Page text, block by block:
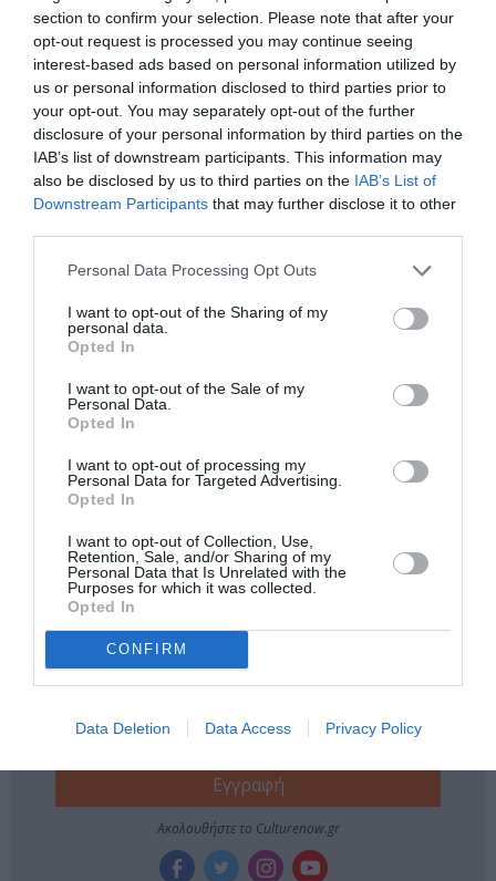
section to confirm your selection. Please note that after your
opt-out request is processed you may continue seeing
interest-based ads based on personal information utilized by
us or personal information disclosed to third parties prior to
your opt-out. You may separately opt-out of the further
disclosure of your personal information by third parties on the
IAB’s list of downstream participants. This information may
also be disclosed by us to third parties on the IAB’s List of
Downstream Participants that may further disclose it to other
Personal Data Processing Opt Outs
I want to opt-out of the Sharing of my
personal data.
Opted In
I want to opt-out of the Sale of my
Personal Data.
Opted In
I want to opt-out of processing my
Personal Data for Targeted Advertising.
Opted In
I want to opt-out of Collection, Use,
Retention, Sale, and/or Sharing of my
Personal Data that Is Unrelated with the
Purposes for which it was collected.
Opted In
CONFIRM
Data Deletion Data Access Privacy Policy
Αλεξάνδρου 134-136, Αθήνα
Ταινιοθήκη της Ελλάδος
Eισιτήρια:
Ταμείo: 6€ | Για τους κατόχους της κάρτας Club IFG: 5€
Πληροφορίες / Κρατήσεις:
tainiothiki.gr
Ακολουθήστε το Culturenow.gr στο Google News
μάθετε πρώτοι όλες τις ειδήσεις
Δείτε όλα τα τελευταία νέαγια την Τέχνη και τον
Πολιτισμό στοCulturenow.gr
Νέοι Διαγωνισμοί❯
ΘΕΡΙΝΑ ΣΙΝΕΜΑ ΞΕΝΕΣ ΤΑΙΝΙΕΣ
Newsletter
Κάθε βδομάδα στο e-mail σας τα τελευταία νέα για
την Τέχνη και τον Πολιτισμό!
Ακολουθήστε το Culturenow.gr